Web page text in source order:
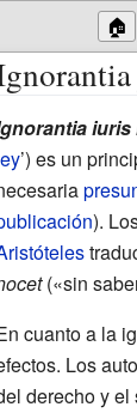
🏠
’) es un
).
(«sin
cuanto a la
Los
derecho y el